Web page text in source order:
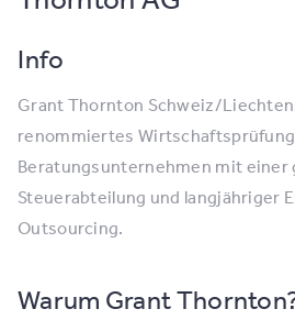
Info
Grant Thornton Schweiz/
renommiertes
Beratungsunternehmen mit einer
Steuerabteilung und langjähriger
Outsourcing.
Warum Grant